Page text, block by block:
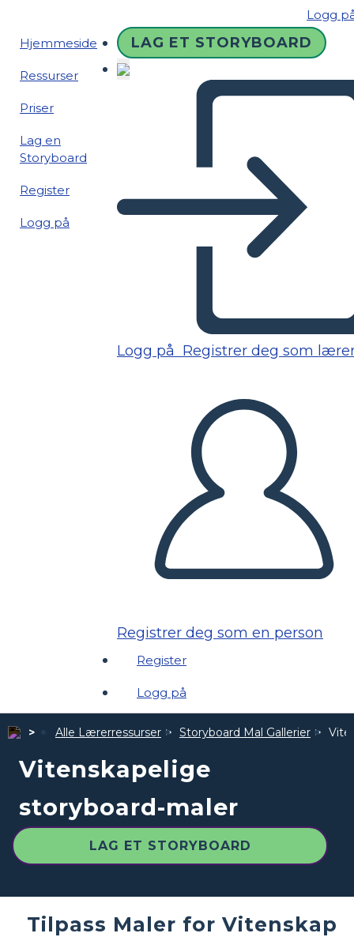
Logg
Hjemmeside
Ressurser
Priser
Lag en
Storyboard
Register
Logg på
LAG ET STORYBOARD
Logg på Registrer deg som
Registrer deg som en person
Register
Logg på
Alle Lærerressurser Storyboard Mal Gallerier
Vitenskapelige
storyboard-maler
LAG ET STORYBOARD
Tilpass Maler for Vitenskap